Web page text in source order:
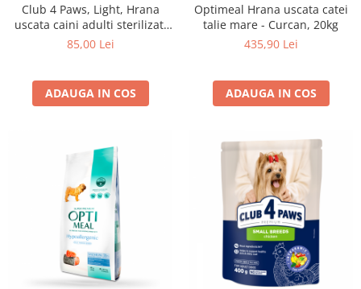
Club 4 Paws, Light, Hrana
uscata caini adulti sterilizati
de talie medie, 5kg
85,00 Lei
ADAUGA IN COS
Optimeal Hrana uscata catei
talie mare - Curcan, 20kg
435,90 Lei
ADAUGA IN COS